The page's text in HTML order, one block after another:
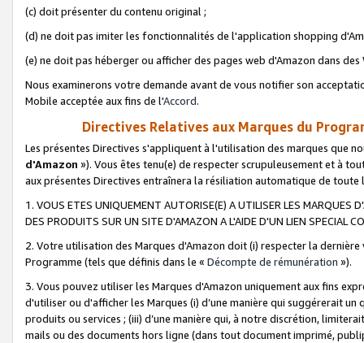
(c) doit présenter du contenu original ;
(d) ne doit pas imiter les fonctionnalités de l'application shopping
(e) ne doit pas héberger ou afficher des pages web d'Amazon dans
Nous examinerons votre demande avant de vous notifier son
Mobile acceptée aux fins de l'Accord.
Directives Relatives aux Marques du
Les présentes Directives s'appliquent à l'utilisation des marques que
d'Amazon »). Vous êtes tenu(e) de respecter scrupuleusement et à
aux présentes Directives entraînera la résiliation automatique de
1. VOUS ETES UNIQUEMENT AUTORISE(E) A UTILISER LES MARQUES
DES PRODUITS SUR UN SITE D'AMAZON A L'AIDE D'UN LIEN SPECIAL
2. Votre utilisation des Marques d'Amazon doit (i) respecter la
Programme (tels que définis dans le « Décompte de rémunération »).
3. Vous pouvez utiliser les Marques d'Amazon uniquement aux fins
d'utiliser ou d'afficher les Marques (i) d’une manière qui suggérerait
produits ou services ; (iii) d’une manière qui, à notre discrétion,
mails ou des documents hors ligne (dans tout document imprimé,